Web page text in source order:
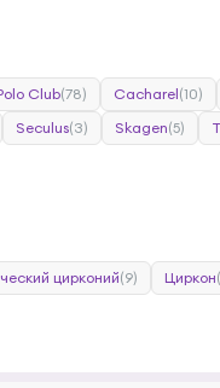
Club(78) Cacharel(10)
Seculus(3) Skagen(5)
цирконий(9) Циркон